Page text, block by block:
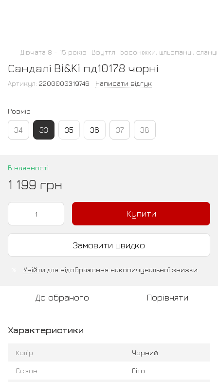
Дівчата 8 - 15 років Взуття Босоніжки, шльопанці, сланці
Сандалі Bi&Ki пд10178 чорні
Артикул: 2200000319746 Написати відгук
Розмір
34 33 35 36 37 38
В наявності
1 199 грн
Купити
Замовити швидко
Увійти для відображення накопичувальної знижки
До обраного Порівняти
Характеристики
Колір Чорний
Сезон Літо